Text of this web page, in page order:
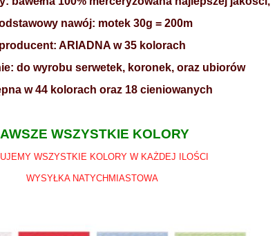
nawój: motek 30g = 200m
producent: ARIADNA w 35 kolorach
do wyrobu serwetek, koronek, oraz ubiorów
w 44 kolorach oraz 18 cieniowanych
WSZYSTKIE KOLORY
WSZYSTKIE KOLORY W KAŻDEJ ILOŚCI
WYSYŁKA NATYCHMIASTOWA